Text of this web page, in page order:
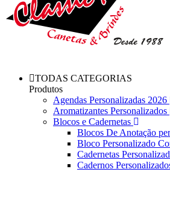
TODAS CATEGORIAS
Produtos
Agendas Personalizadas 2026
Aromatizantes Personalizados
Blocos e Cadernetas
Blocos De Anotação
Bloco Personalizado
Cadernetas
Cadernos